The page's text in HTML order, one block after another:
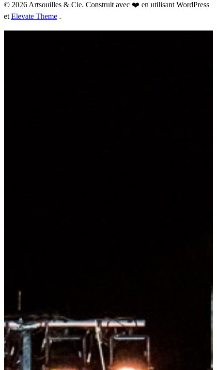
© 2026 Artsouilles & Cie. Construit avec ❤️ en utilisant WordPress
et Elevate Theme .